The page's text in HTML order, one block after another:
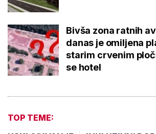
Bivša zona ratnih
danas je omiljena
starim crvenim
se hotel
TOP TEME: